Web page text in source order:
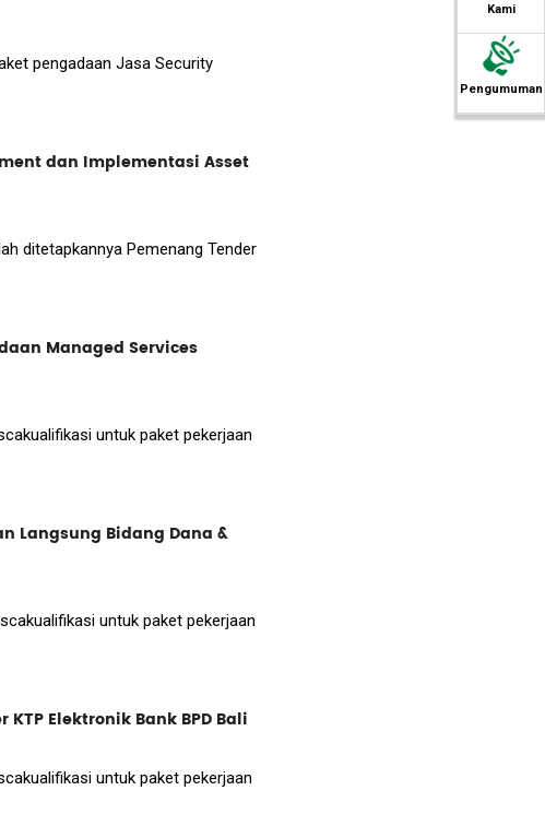
Kami
Pengumuman
pengadaan Jasa Security
dan Implementasi Asset
ditetapkannya Pemenang Tender
Managed Services
untuk paket pekerjaan
Langsung Bidang Dana &
untuk paket pekerjaan
Elektronik Bank BPD Bali
untuk paket pekerjaan